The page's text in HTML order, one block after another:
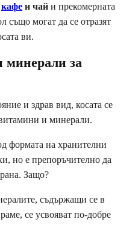
кафе и чай и прекомерната
също могат да се отразят
ви.
за
и здрав вид, косата се
и минерали.
формата на хранителни
но е препоръчително да
Защо?
съдържащи се в
се усвояват по-добре